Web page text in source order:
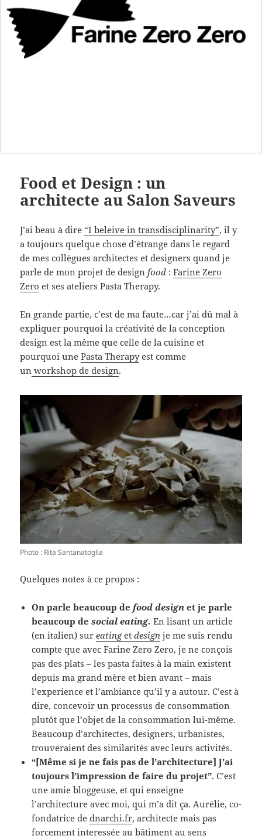
Food et Design : un
architecte au Salon Saveurs
J’ai beau à dire “I beleive in transdisciplinarity”, il y
a toujours quelque chose d’étrange dans le regard
de mes collègues architectes et designers quand je
parle de mon projet de design food :Farine Zero
Zero et ses ateliers Pasta Therapy.
En grande partie, c’est de ma faute…car j’ai dû mal à
expliquer pourquoi la créativité de la conception
design est la même que celle de la cuisine et
pourquoi unePasta Therapyest comme
un workshop de design.
Photo : Rita Santanatoglia
Quelques notes à ce propos :
On parle beaucoup de food design et je parle
beaucoup desocial eating.En lisant un article
(en italien) sureatingetdesign je me suis rendu
compte que avec Farine Zero Zero, je ne conçois
pas des plats – les pasta faites à la main existent
depuis ma grand mère et bien avant – mais
l’experience et l’ambiance qu’il y a autour. C’est à
dire, concevoir un processus de consommation
plutôt que l’objet de la consommation lui-même.
Beaucoup d’architectes, designers, urbanistes,
trouveraient des similarités avec leurs activités.
“[Même si je ne fais pas de l’architecture] J’ai
toujours l’impression de faire du projet”. C’est
une amie bloggeuse, et qui enseigne
l’architecture avec moi, qui m’a dit ça. Aurélie, co-
fondatrice dednarchi.fr, architecte mais pas
forcement interessée au bâtiment au sens